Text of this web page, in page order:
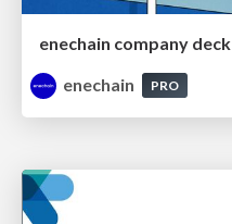
enechain company deck
enechain
PRO